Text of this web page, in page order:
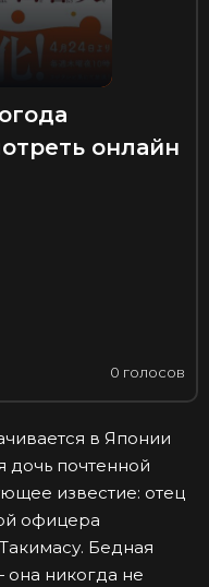
онлайн
0 голосов
в Японии
дочь почтенной
известие: отец
офицера
Бедная
никогда не